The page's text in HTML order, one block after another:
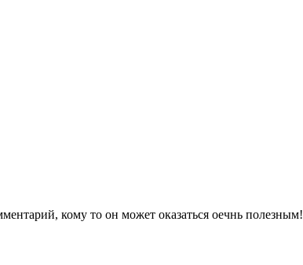
кому то он может оказаться оечнь полезным!